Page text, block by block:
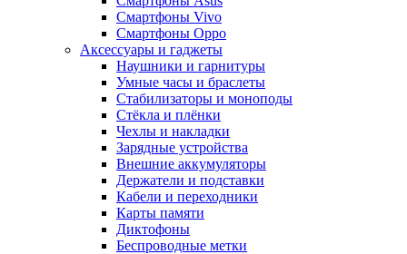
Смартфоны Vivo
Смартфоны Oppo
Аксессуары и гаджеты
Наушники и гарнитуры
Умные часы и браслеты
Стабилизаторы и моноподы
Стёкла и плёнки
Чехлы и накладки
Зарядные устройства
Внешние аккумуляторы
Держатели и подставки
Кабели и переходники
Карты памяти
Диктофоны
Беспроводные метки